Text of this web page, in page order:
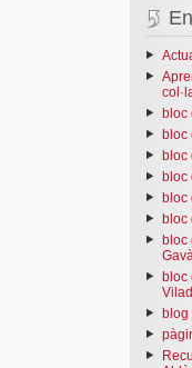
bloc
bloc
bloc
bloc
bloc
bloc
bloc
bloc
blog